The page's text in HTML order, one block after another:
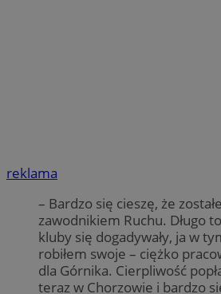
reklama
– Bardzo się cieszę, że
zawodnikiem Ruchu. Długo
kluby się dogadywały, ja w
robiłem swoje – ciężko
dla Górnika. Cierpliwość
teraz w Chorzowie i bardzo